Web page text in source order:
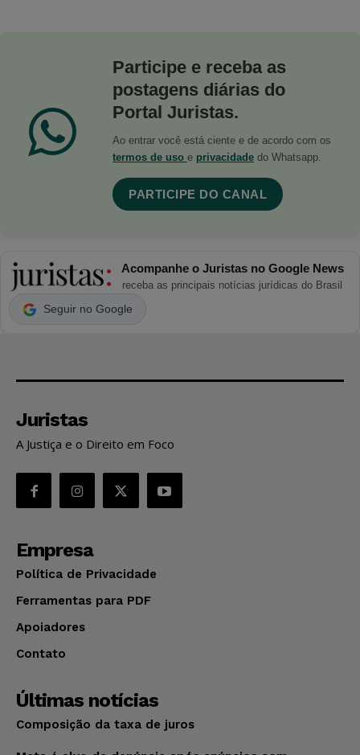
Participe e receba as
postagens diárias do
Portal Juristas.
Ao entrar você está ciente e de acordo com os
termos de uso e privacidade do Whatsapp.
PARTICIPE DO CANAL
Acompanhe o Juristas no Google News
receba as principais notícias jurídicas do Brasil
Seguir no Google
Juristas
A Justiça e o Direito em Foco
Empresa
Política de Privacidade
Ferramentas para PDF
Apoiadores
Contato
Últimas notícias
Composição da taxa de juros